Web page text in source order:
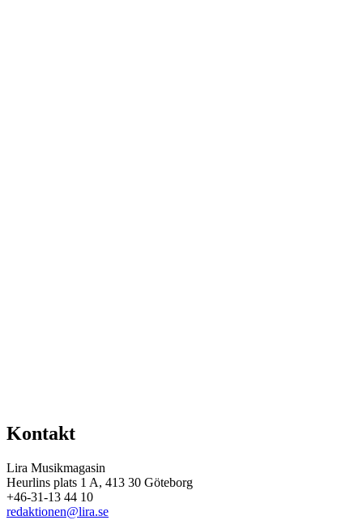
Kontakt
Lira Musikmagasin
Heurlins plats 1 A, 413 30 Göteborg
+46-31-13 44 10
redaktionen@lira.se